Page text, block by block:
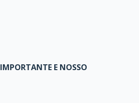
E NOSSO